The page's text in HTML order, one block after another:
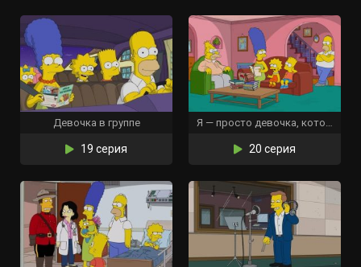
Девочка в группе
19 серия
Я — просто девочка, которая не может ответить «Д’оу»
20 серия